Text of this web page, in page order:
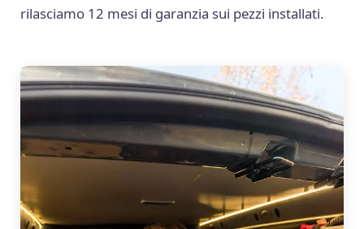
rilasciamo 12 mesi di garanzia sui pezzi installati.